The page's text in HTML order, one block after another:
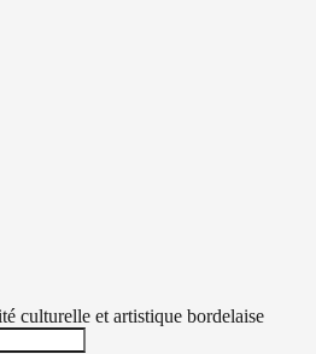
local.
culturelle et artistique bordelaise